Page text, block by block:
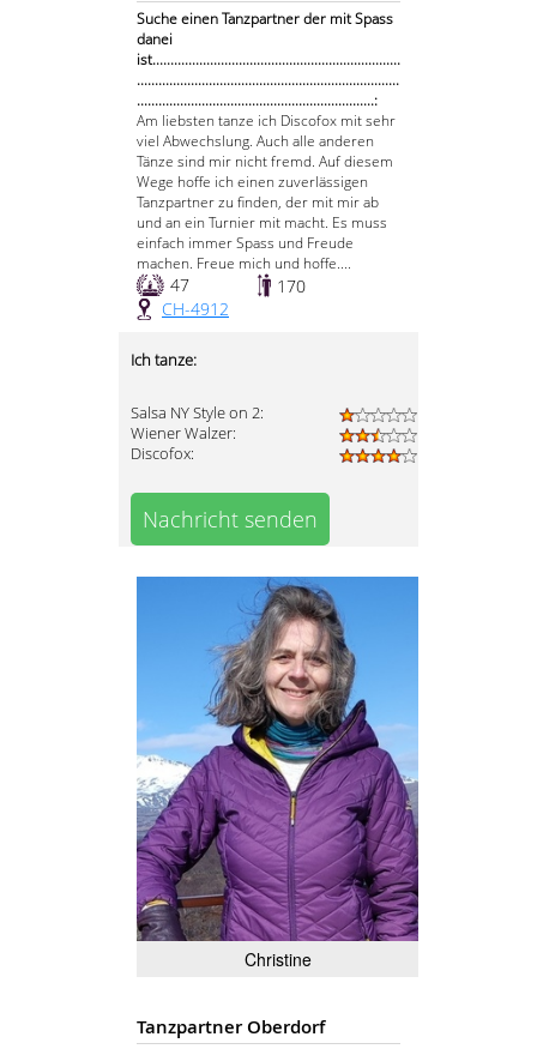
Suche einen Tanzpartner der mit Spass
danei
ist.....................................................................
.........................................................................
..................................................................:
Am liebsten tanze ich Discofox mit sehr
viel Abwechslung. Auch alle anderen
Tänze sind mir nicht fremd. Auf diesem
Wege hoffe ich einen zuverlässigen
Tanzpartner zu finden, der mit mir ab
und an ein Turnier mit macht. Es muss
einfach immer Spass und Freude
machen. Freue mich und hoffe....
47
170
CH-4912
Ich tanze:
Salsa NY Style on 2:
Wiener Walzer:
Discofox:
Nachricht senden
Christine
Tanzpartner Oberdorf